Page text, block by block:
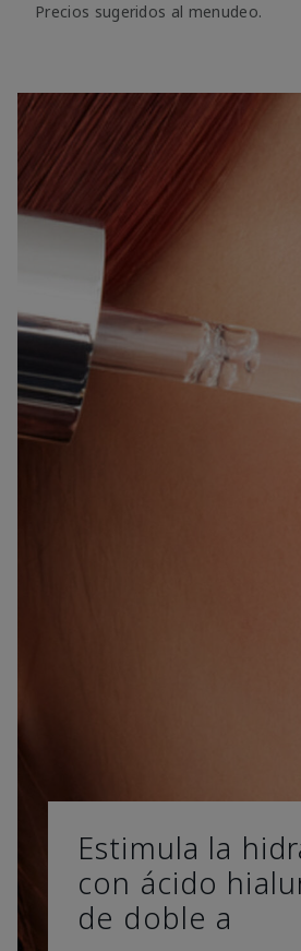
Precios sugeridos al menudeo.
Estimula la
con ácido
de doble a